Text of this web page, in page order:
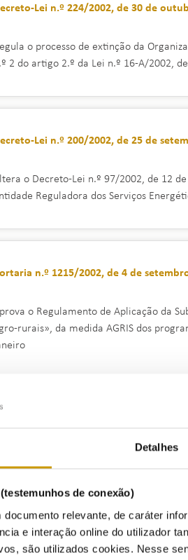
Detalhes
de conexão)
relevante, de caráter
e interação online do utilizador
são utilizados cookies. Nesse
Lei n.º 224/2002, de 30 de
o processo de extinção da
2 do artigo 2.º da Lei n.º 16-A/2002,
Lei n.º 200/2002, de 25 de
o Decreto-Lei n.º 97/2002, de 12
Reguladora dos Serviços
n.º 1215/2002, de 4 de
o Regulamento de Aplicação da
rurais», da medida AGRIS dos
o tarifário aplicável às
do Decreto-Lei n.º 68/2002, de
do mesmo tarifário